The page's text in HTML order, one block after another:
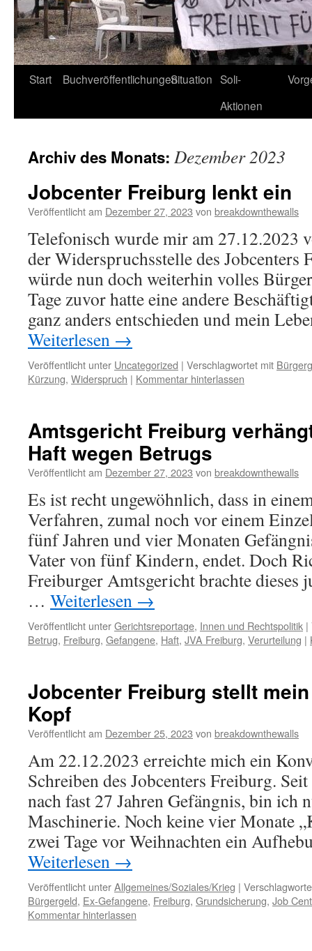
Start BuchveröffentlichungenSituation Soli-
Aktionen
Archiv des Monats: Dezember 2023
Jobcenter Freiburg lenkt ein
Veröffentlicht am Dezember 27, 2023 von breakdownthewalls
Telefonisch wurde mir am 27.12.2023
der Widerspruchsstelle des
würde nun doch weiterhin volles
Tage zuvor hatte eine andere
ganz anders entschieden und mein
Weiterlesen →
Veröffentlicht unter Uncategorized | Verschlagwortet mit
Kürzung, Widerspruch | Kommentar hinterlassen
Amtsgericht Freiburg
Haft wegen Betrugs
Veröffentlicht am Dezember 27, 2023 von breakdownthewalls
Es ist recht ungewöhnlich, dass in
Verfahren, zumal noch vor einem
fünf Jahren und vier Monaten
Vater von fünf Kindern, endet. Doch
Freiburger Amtsgericht brachte dieses
… Weiterlesen →
Veröffentlicht unterGerichtsreportage, Innen und Rechtspolitik |
Betrug, Freiburg, Gefangene, Haft, JVA Freiburg, Verurteilung |
Jobcenter Freiburg stellt
Kopf
Veröffentlicht am Dezember 25, 2023 von breakdownthewalls
Am 22.12.2023 erreichte mich ein
Schreiben des Jobcenters Freiburg.
nach fast 27 Jahren Gefängnis, bin ich
Maschinerie. Noch keine vier Monate
zwei Tage vor Weihnachten ein
Weiterlesen →
Veröffentlicht unterAllgemeines/Soziales/Krieg |
Bürgergeld, Ex-Gefangene, Freiburg, Grundsicherung, Job
Kommentar hinterlassen